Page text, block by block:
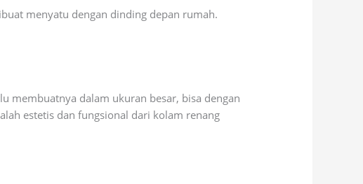
menyatu dengan dinding depan rumah.
membuatnya dalam ukuran besar, bisa dengan
estetis dan fungsional dari kolam renang